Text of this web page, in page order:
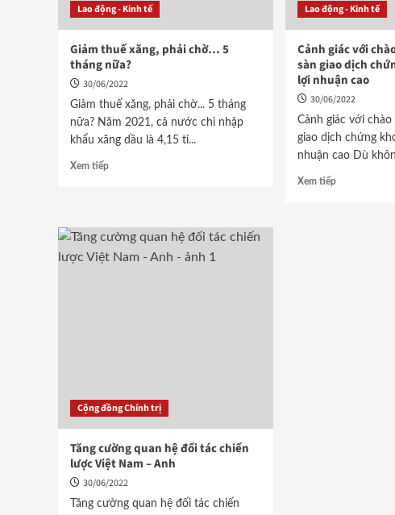
Lao động - Kinh tế
Giảm thuế xăng, phải chờ… 5
tháng nữa?
30/06/2022
Giảm thuế xăng, phải chờ... 5 tháng
nữa? Năm 2021, cả nước chi nhập
khẩu xăng dầu là 4,15 tỉ...
Xem tiếp
Lao động - Kinh tế
Cảnh giác với
sàn giao dịch
lợi nhuận cao
30/06/2022
Cảnh giác với
giao dịch chứng
nhuận cao Dù
Xem tiếp
Cộng đồng Chính trị
Tăng cường quan hệ đối tác chiến
lược Việt Nam – Anh
30/06/2022
Tăng cường quan hệ đối tác chiến